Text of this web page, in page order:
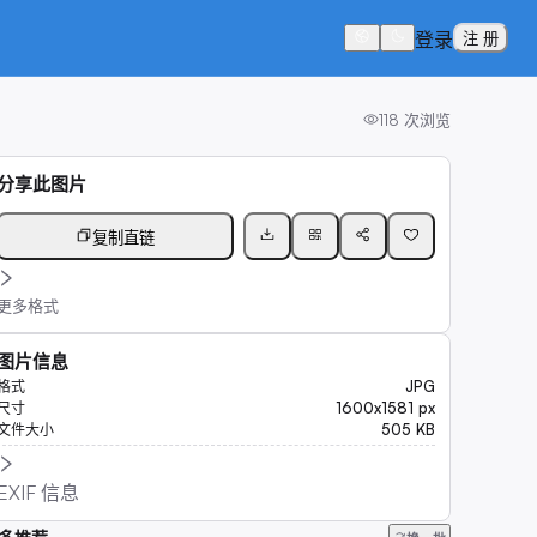
登录 注 册
118 次浏览
享此图片
复制直链
多格式
片信息
式 JPG
寸 1600x1581 px
件大小 505 KB
信息